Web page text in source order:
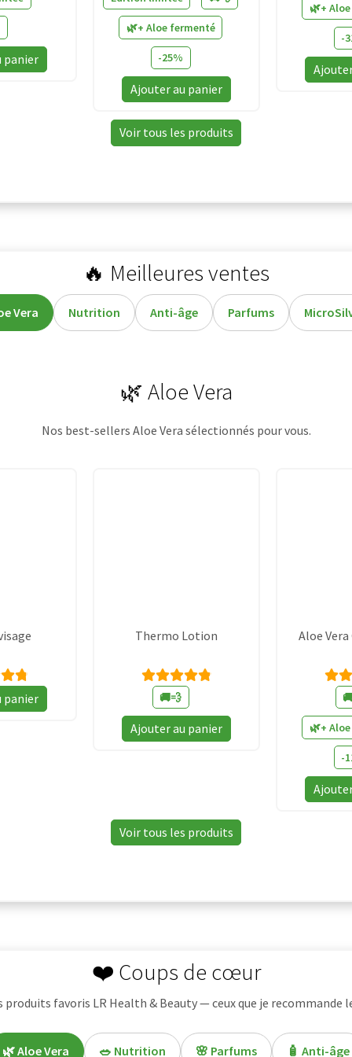
panier
🌿+ Aloe fermenté
-25%
Prix
disponible
après
saisie
Ajouter au panier
🌿+
-
Voir tous les produits
🔥 Meilleures ventes
Vera Nutrition Anti-âge Parfums
🌿 Aloe Vera
Nos best-sellers Aloe Vera sélectionnés pour vous.
panier
Thermo Lotion
Note
4.90sur
5
🚚💨
Prix
disponible
prénom
Ajouter au panier
Aloe
🌿+
-
Voir tous les produits
❤️ Coups de cœur
produits favoris LR Health & Beauty — ceux que je recommande
🌿 Aloe Vera 🥗 Nutrition 🌸 Parfums 🧴 Anti-âge